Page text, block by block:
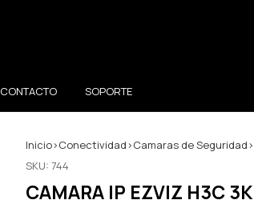
CONTACTO SOPORTE
Inicio>Conectividad>Camaras de Seguridad>
SKU: 744
CAMARA IP EZVIZ H3C 3K